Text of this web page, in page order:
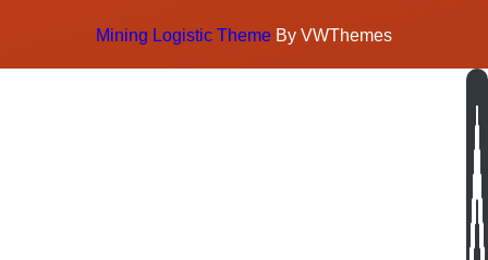
Mining Logistic Theme By VWThemes